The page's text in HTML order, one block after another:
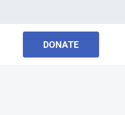
DONATE